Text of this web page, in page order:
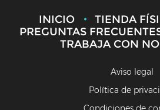
INICIO TIENDA
PREGUNTAS
TRABAJA CON
Aviso legal
Política de